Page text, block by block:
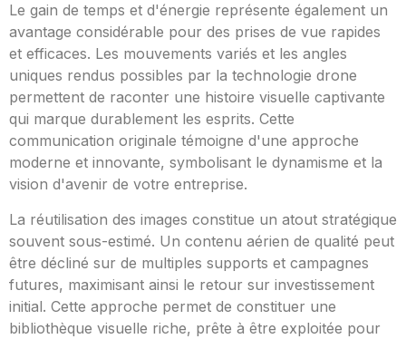
Le gain de temps et d'énergie représente également un
avantage considérable pour des prises de vue rapides
et efficaces. Les mouvements variés et les angles
uniques rendus possibles par la technologie drone
permettent de raconter une histoire visuelle captivante
qui marque durablement les esprits. Cette
communication originale témoigne d'une approche
moderne et innovante, symbolisant le dynamisme et la
vision d'avenir de votre entreprise.
La réutilisation des images constitue un atout stratégique
souvent sous-estimé. Un contenu aérien de qualité peut
être décliné sur de multiples supports et campagnes
futures, maximisant ainsi le retour sur investissement
initial. Cette approche permet de constituer une
bibliothèque visuelle riche, prête à être exploitée pour